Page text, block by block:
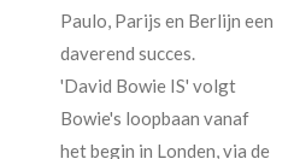
Paulo, Parijs en Berlijn een
daverend succes.
'David Bowie IS' volgt
Bowie's loopbaan vanaf
het begin in Londen, via de